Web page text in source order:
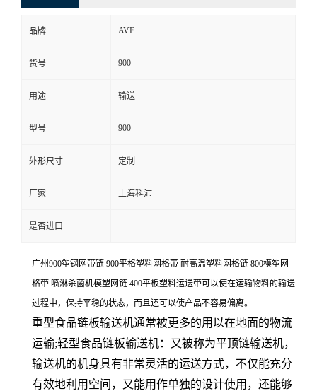
品牌 AVE
货号 900
用途 输送
型号 900
外形尺寸 定制
厂家 上海科沛
是否进口
广州900塑钢网带链 900平格塑料网格带 耐高温塑料网格链 800模塑网
格带 喷淋杀菌机模塑网链 400平板塑料运送带可以使在运输物料的输送
过程中，保持平稳的状态，而且还可以使产品不容易偏离。
重型食品链板输送机通常被更多的用以在地面的物流
运输;轻型食品链板输送机：又被称为平顶链输送机，
输送机的机身具有非常灵活的运送方式，不仅能充分
有效地利用空间，又能用作单独的设计使用，还能够